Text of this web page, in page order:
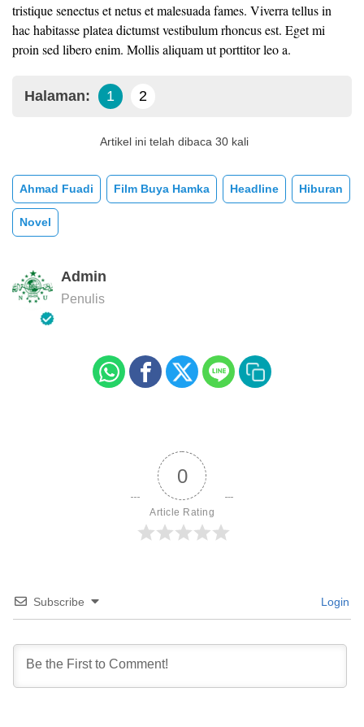
tristique senectus et netus et malesuada fames. Viverra tellus in
hac habitasse platea dictumst vestibulum rhoncus est. Eget mi
proin sed libero enim. Mollis aliquam ut porttitor leo a.
Halaman: 1 2
Artikel ini telah dibaca 30 kali
Ahmad Fuadi Film Buya Hamka Headline Hiburan
Novel
Admin
Penulis
0
Article Rating
Subscribe Login